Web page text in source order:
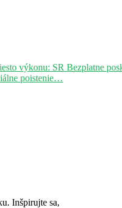
výkonu: SR Bezplatne
poistenie…
Inšpirujte sa,